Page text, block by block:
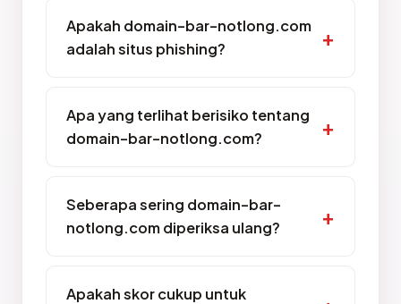
Apakah domain-bar-notlong.com
adalah situs phishing?
Apa yang terlihat berisiko tentang
domain-bar-notlong.com?
Seberapa sering domain-bar-
notlong.com diperiksa ulang?
Apakah skor cukup untuk